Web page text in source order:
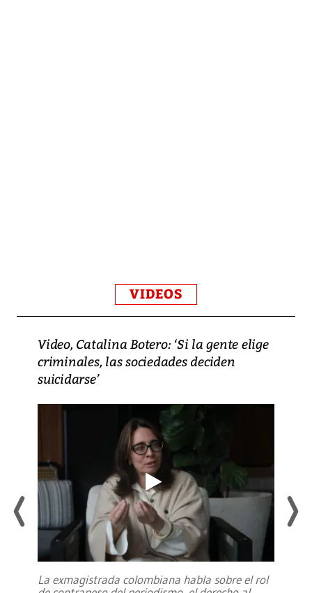
VIDEOS
Video, Catalina Botero: ‘Si la gente elige
criminales, las sociedades deciden
suicidarse’
La exmagistrada colombiana habla sobre el rol